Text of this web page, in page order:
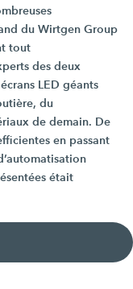
du Wirtgen Group
tout
des deux
LED géants
du
de demain. De
en passant
était